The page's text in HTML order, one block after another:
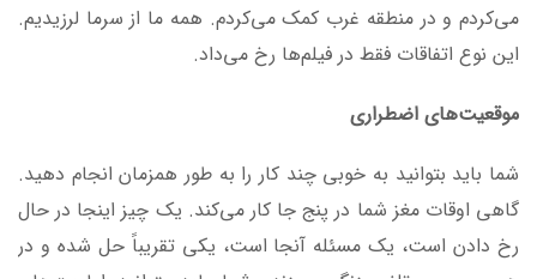
می‌کردم و در منطقه غرب کمک می‌کردم. همه ما از سرما لرزیدیم.
این نوع اتفاقات فقط در فیلم‌ها رخ می‌داد.
موقعیت‌های اضطراری
شما باید بتوانید به خوبی چند کار را به طور همزمان انجام دهید.
گاهی اوقات مغز شما در پنج جا کار می‌کند. یک چیز اینجا در حال
رخ دادن است، یک مسئله آنجا است، یکی تقریباً حل شده و در